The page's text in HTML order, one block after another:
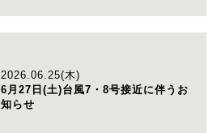
2026.06.25(木)
6月27日(土)台風7・8号接近に伴うお
知らせ